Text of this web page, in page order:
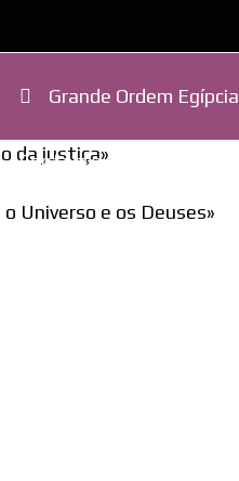
Grande Ordem Egípcia
Contacto
da justiça»
Universo e os Deuses»